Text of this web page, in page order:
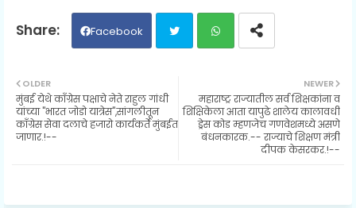
Facebook
ter ats
ap
NEWER
महाराष्ट्र राज्यातील सर्व शिक्षकांना व
शिक्षिकेला आता यापुढे शालेय कालावधी
ड्रेस कोड म्हणजेच गणवेशमध्ये असणे
बंधनकारक.-- राज्याचे शिक्षण मंत्री
दीपक केसरकर.!--
OLDER
मुंबई येथे काँग्रेस पक्षाचे नेते राहुल गांधी
यांच्या "भारत जोडो यात्रेस",सांगलीतून
काँग्रेस सेवा दलाचे हजारो कार्यकर्ते मुंबईत
जाणार.!--